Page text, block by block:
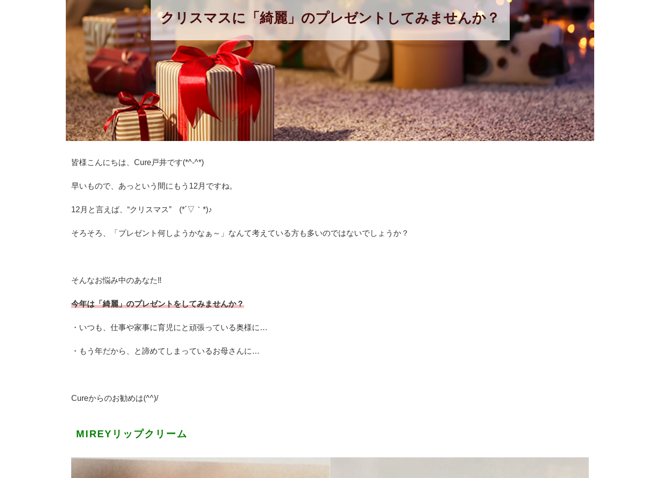
クリスマスに「綺麗」のプレゼントしてみませんか？
皆様こんにちは、Cure戸井です(*^-^*)
早いもので、あっという間にもう12月ですね。
12月と言えば、“クリスマス” (*´▽｀*)♪
そろそろ、「プレゼント何しようかなぁ～」なんて考えている方も多いのではないでしょうか？
そんなお悩み中のあなた‼
今年は「綺麗」のプレゼントをしてみませんか？
・いつも、仕事や家事に育児にと頑張っている奥様に…
・もう年だから、と諦めてしまっているお母さんに…
Cureからのお勧めは(^^)/
MIREYリップクリーム